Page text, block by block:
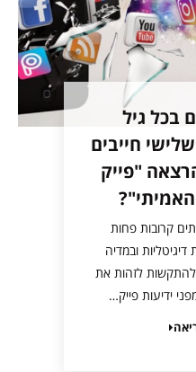
בכל גיל
חייבים
"פייק
האמיתי"?
קרובות פחות
ובמדיה
לזהות את
ידיעות פייק…